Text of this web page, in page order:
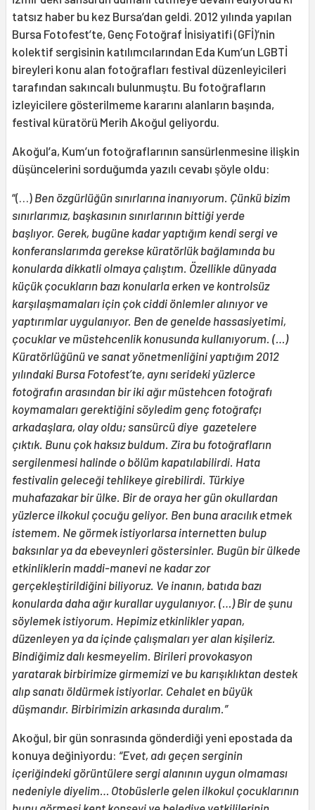
tatsız haber bu kez Bursa’dan geldi. 2012 yılında yapılan
Bursa Fotofest’te, Genç Fotoğraf İnisiyatifi (GFİ)’nin
kolektif sergisinin katılımcılarından Eda Kum’un LGBTİ
bireyleri konu alan fotoğrafları festival düzenleyicileri
tarafından sakıncalı bulunmuştu. Bu fotoğrafların
izleyicilere gösterilmeme kararını alanların başında,
festival küratörü Merih Akoğul geliyordu.
Akoğul’a, Kum’un fotoğraflarının sansürlenmesine ilişkin
düşüncelerini sorduğumda yazılı cevabı şöyle oldu:
“(…) Ben özgürlüğün sınırlarına inanıyorum. Çünkü bizim
sınırlarımız, başkasının sınırlarının bittiği yerde
başlıyor. Gerek, bugüne kadar yaptığım kendi sergi ve
konferanslarımda gerekse küratörlük bağlamında bu
konularda dikkatli olmaya çalıştım. Özellikle dünyada
küçük çocukların bazı konularla erken ve kontrolsüz
karşılaşmamaları için çok ciddi önlemler alınıyor ve
yaptırımlar uygulanıyor. Ben de genelde hassasiyetimi,
çocuklar ve müstehcenlik konusunda kullanıyorum. (…)
Küratörlüğünü ve sanat yönetmenliğini yaptığım 2012
yılındaki Bursa Fotofest’te, aynı serideki yüzlerce
fotoğrafın arasından bir iki ağır müstehcen fotoğrafı
koymamaları gerektiğini söyledim genç fotoğrafçı
arkadaşlara, olay oldu; sansürcü diye gazetelere
çıktık. Bunu çok haksız buldum. Zira bu fotoğrafların
sergilenmesi halinde o bölüm kapatılabilirdi. Hata
festivalin geleceği tehlikeye girebilirdi. Türkiye
muhafazakar bir ülke. Bir de oraya her gün okullardan
yüzlerce ilkokul çocuğu geliyor. Ben buna aracılık etmek
istemem. Ne görmek istiyorlarsa internetten bulup
baksınlar ya da ebeveynleri göstersinler. Bugün bir ülkede
etkinliklerin maddi-manevi ne kadar zor
gerçekleştirildiğini biliyoruz. Ve inanın, batıda bazı
konularda daha ağır kurallar uygulanıyor. (…)Bir de şunu
söylemek istiyorum. Hepimiz etkinlikler yapan,
düzenleyen ya da içinde çalışmaları yer alan kişileriz.
Bindiğimiz dalı kesmeyelim. Birileri provokasyon
yaratarak birbirimize girmemizi ve bu karışıklıktan destek
alıp sanatı öldürmek istiyorlar. Cehalet en büyük
düşmandır. Birbirimizin arkasında duralım.”
Akoğul, bir gün sonrasında gönderdiği yeni epostada da
konuya değiniyordu: “Evet, adı geçen serginin
içeriğindeki görüntülere sergi alanının uygun olmaması
nedeniyle diyelim… Otobüslerle gelen ilkokul çocuklarının